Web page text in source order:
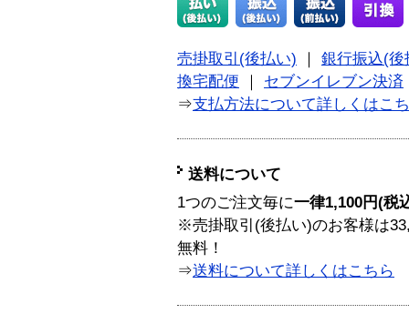
売掛取引(後払い)
銀行振込(後
換宅配便
セブンイレブン決済
⇒支払方法について詳しくはこ
送料について
1つのご注文毎に一律1,100円(税
※売掛取引(後払い)のお客様は
無料！
⇒送料について詳しくはこちら